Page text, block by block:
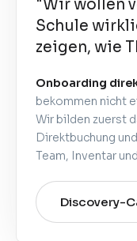
"Wir wollen
Schule
zeigen, wie
Onboarding
bekommen nicht
Wir bilden zuerst
Direktbuchung
Team, Inventar
Discovery-